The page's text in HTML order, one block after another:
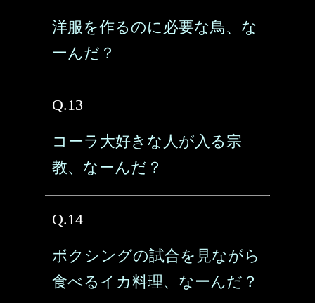
洋服を作るのに必要な鳥、な
ーんだ？
Q.13
コーラ大好きな人が入る宗
教、なーんだ？
Q.14
ボクシングの試合を見ながら
食べるイカ料理、なーんだ？